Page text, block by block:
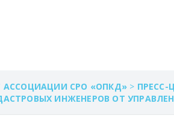
СРО «ОПКД» > ПРЕСС-
ИНЖЕНЕРОВ ОТ